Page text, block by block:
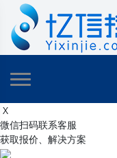
X
微信扫码联系客服
获取报价、解决方案